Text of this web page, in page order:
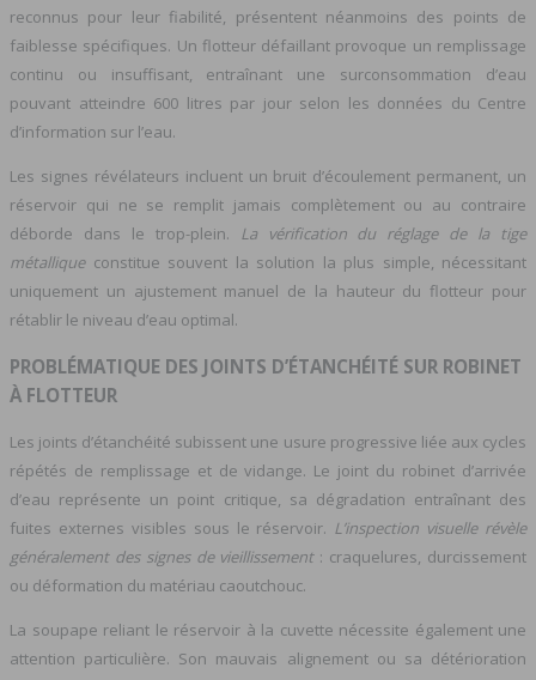
reconnus pour leur fiabilité, présentent néanmoins des points de
faiblesse spécifiques. Un flotteur défaillant provoque un remplissage
continu ou insuffisant, entraînant une surconsommation d’eau
pouvant atteindre 600 litres par jour selon les données du Centre
d’information sur l’eau.
Les signes révélateurs incluent un bruit d’écoulement permanent, un
réservoir qui ne se remplit jamais complètement ou au contraire
déborde dans le trop-plein.
La vérification du réglage de la tige
métallique constitue souvent la solution la plus simple, nécessitant
uniquement un ajustement manuel de la hauteur du flotteur pour
rétablir le niveau d’eau optimal.
PROBLÉMATIQUE DES JOINTS D’ÉTANCHÉITÉ SUR ROBINET
À FLOTTEUR
Les joints d’étanchéité subissent une usure progressive liée aux cycles
répétés de remplissage et de vidange. Le joint du robinet d’arrivée
d’eau représente un point critique, sa dégradation entraînant des
fuites externes visibles sous le réservoir. L’inspection visuelle révèle
généralement des signes de vieillissement : craquelures, durcissement
ou déformation du matériau caoutchouc.
La soupape reliant le réservoir à la cuvette nécessite également une
attention particulière. Son mauvais alignement ou sa détérioration